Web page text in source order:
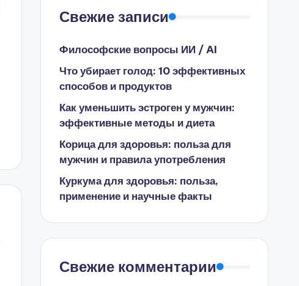
Свежие записи
Философские вопросы ИИ / AI
Что убирает голод: 10 эффективных
способов и продуктов
Как уменьшить эстроген у мужчин:
эффективные методы и диета
Корица для здоровья: польза для
мужчин и правила употребления
Куркума для здоровья: польза,
применение и научные факты
Свежие комментарии